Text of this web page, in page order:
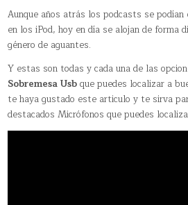
Aunque años atrás los podcasts se podían
en los iPod, hoy en día se alojan de forma
género de aguantes.
Y estas son todas y cada una de las
Sobremesa Usbque puedes localizar a
te haya gustado este articulo y te sirva
destacados Micrófonos que puedes